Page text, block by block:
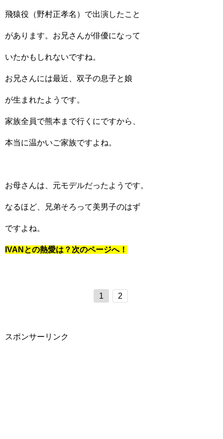
飛猿役（野村正孝名）で出演したこと
があります。お兄さんが俳優になって
いたかもしれないですね。
お兄さんには最近、双子の息子と娘
が生まれたようです。
家族全員で熊本まで行くにですから、
本当に温かいご家族ですよね。
お母さんは、元モデルだったようです。
なるほど、兄弟そろって美男子のはず
ですよね。
IVANとの熱愛は？次のページへ！
1 2
スポンサーリンク